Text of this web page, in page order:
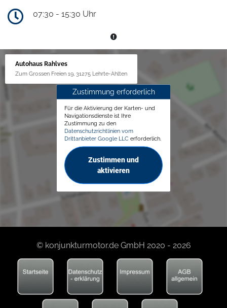
07:30 - 15:30 Uhr
Autohaus Rahlves
Zum Grossen Freien 19, 31275 Lehrte-Ahlten
Zustimmung erforderlich
Für die Aktivierung der Karten- und
Navigationsdienste ist Ihre
Zustimmung zu den
Datenschutzrichtlinien vom
Drittanbieter Google LLC erforderlich.
Zustimmen und
aktivieren
© konjunkturmotor.de GmbH 2020 - 2026